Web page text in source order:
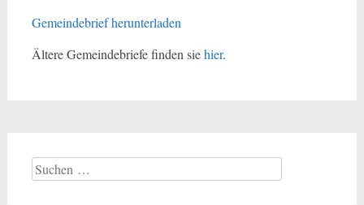
Gemeindebrief herunterladen
Ältere Gemeindebriefe finden siehier.
Suchen
nach: